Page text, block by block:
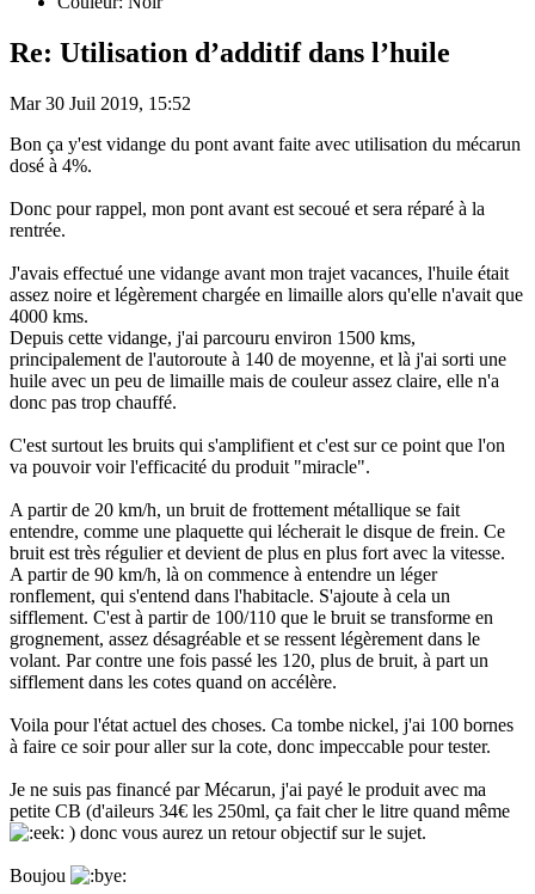
Re: Utilisation d’additif dans l’huile
Mar 30 Juil 2019, 15:52
Bon ça y'est vidange du pont avant faite avec utilisation du mécarun
dosé à 4%.
Donc pour rappel, mon pont avant est secoué et sera réparé à la
rentrée.
J'avais effectué une vidange avant mon trajet vacances, l'huile était
assez noire et légèrement chargée en limaille alors qu'elle n'avait que
4000 kms.
Depuis cette vidange, j'ai parcouru environ 1500 kms,
principalement de l'autoroute à 140 de moyenne, et là j'ai sorti une
huile avec un peu de limaille mais de couleur assez claire, elle n'a
donc pas trop chauffé.
C'est surtout les bruits qui s'amplifient et c'est sur ce point que l'on
va pouvoir voir l'efficacité du produit "miracle".
A partir de 20 km/h, un bruit de frottement métallique se fait
entendre, comme une plaquette qui lécherait le disque de frein. Ce
bruit est très régulier et devient de plus en plus fort avec la vitesse.
A partir de 90 km/h, là on commence à entendre un léger
ronflement, qui s'entend dans l'habitacle. S'ajoute à cela un
sifflement. C'est à partir de 100/110 que le bruit se transforme en
grognement, assez désagréable et se ressent légèrement dans le
volant. Par contre une fois passé les 120, plus de bruit, à part un
sifflement dans les cotes quand on accélère.
Voila pour l'état actuel des choses. Ca tombe nickel, j'ai 100 bornes
à faire ce soir pour aller sur la cote, donc impeccable pour tester.
Je ne suis pas financé par Mécarun, j'ai payé le produit avec ma
petite CB (d'aileurs 34€ les 250ml, ça fait cher le litre quand même
) donc vous aurez un retour objectif sur le sujet.
Boujou